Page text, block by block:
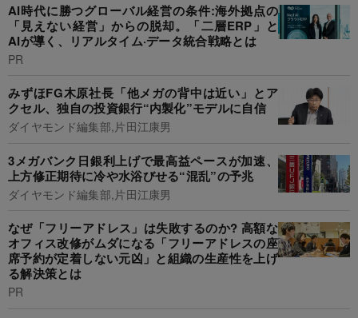
AI時代に勝つグローバル経営の条件:海外拠点の
「見えない経営」からの脱却。「二層ERP」と
AIが導く、リアルタイム·データ統合戦略とは
PR
みずほFG木原社長「他メガの背中は近い」とア
クセル、独自の投資銀行“内製化”モデルに自信
ダイヤモンド編集部,片田江康男
3メガバンク日銀利上げで最高益ペースが加速、
上方修正期待に冷や水浴びせる“混乱”の予兆
ダイヤモンド編集部,片田江康男
なぜ「フリーアドレス」は失敗するのか? 高額な
オフィス改修がムダになる「フリーアドレスの座
席予約が定着しない元凶」と組織の生産性を上げ
る解決策とは
PR